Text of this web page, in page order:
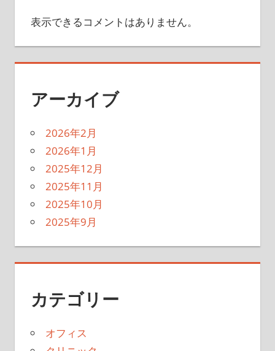
表示できるコメントはありません。
アーカイブ
2026年2月
2026年1月
2025年12月
2025年11月
2025年10月
2025年9月
カテゴリー
オフィス